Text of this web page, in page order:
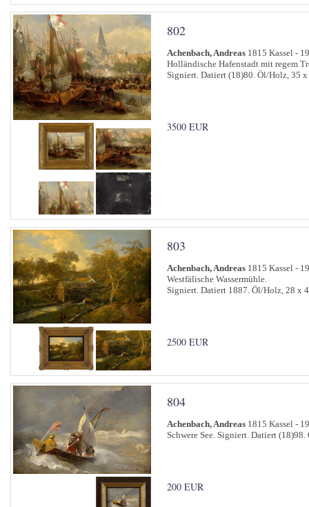
802
Achenbach, Andreas 1815 Kassel -
Holländische Hafenstadt mit regem
Signiert. Datiert (18)80. Öl/Holz, 35 x
3500 EUR
803
Achenbach, Andreas 1815 Kassel -
Westfälische Wassermühle.
Signiert. Datiert 1887. Öl/Holz, 28 x
2500 EUR
804
Achenbach, Andreas 1815 Kassel -
Schwere See. Signiert. Datiert
200 EUR